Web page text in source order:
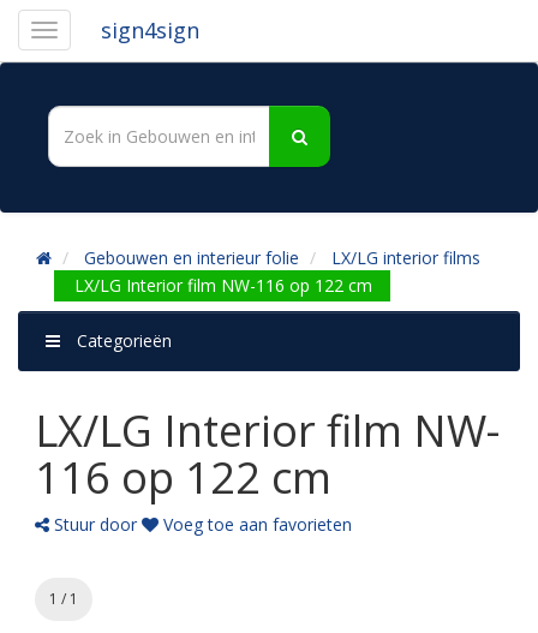
sign4sign
Gebouwen en interieur folie
LX/LG interior films
LX/LG Interior film NW-116 op 122 cm
Categorieën
LX/LG Interior film NW-
116 op 122 cm
Stuur door Voeg toe aan favorieten
1 / 1